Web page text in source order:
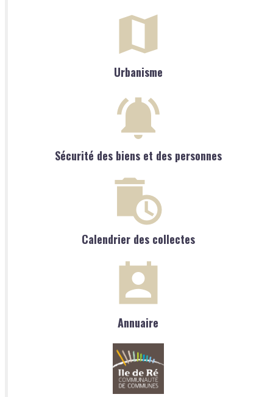
Urbanisme
Sécurité des biens et des personnes
Calendrier des collectes
Annuaire